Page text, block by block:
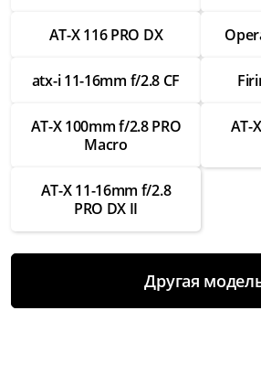
Ремонт шлейфов внутри
от 2 000 ₽
Замена креплений
Ремонт креплений
от 1 750 ₽
Замена байонета
от 3 500 ₽
Замена контактов для
AT-X 116 PRO DX
atx-i 11-16mm f/2.8 CF
AT-X 100mm f/2.8 PRO
Macro
AT-
AT-X 11-16mm f/2.8
PRO DX II
Другая